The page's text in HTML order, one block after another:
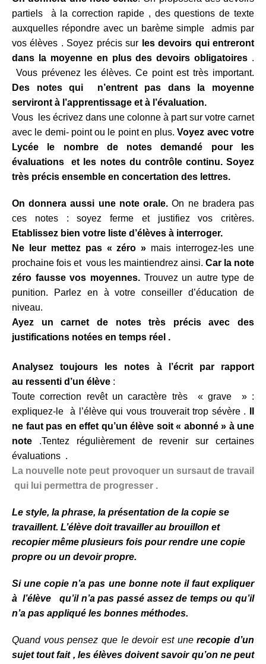
partiels à la correction rapide , des questions de texte
auxquelles répondre avec un barème simple admis par
vos élèves . Soyez précis sur les devoirs qui entreront
dans la moyenne en plus des devoirs obligatoires .
Vous prévenez les élèves. Ce point est très important.
Des notes qui n’entrent pas dans la moyenne
serviront à l’apprentissage et à l’évaluation.
Vous les écrivez dans une colonne à part sur votre carnet
avec le demi- point ou le point en plus.Voyez avec votre
Lycée le nombre de notes demandé pour les
évaluations et les notes du contrôle continu. Soyez
très précis ensemble en concertation des lettres.
On donnera aussi une note orale. On ne bradera pas
ces notes : soyez ferme et justifiez vos critères.
Etablissez bien votre liste d’élèves à interroger.
Ne leur mettez pas « zéro » mais interrogez-les une
prochaine fois et vous les maintiendrez ainsi. Car la note
zéro fausse vos moyennes. Trouvez un autre type de
punition. Parlez en à votre conseiller d’éducation de
niveau.
Ayez un carnet de notes très
précis avec des
justifications notées en temps réel .
Analysez toujours les notes à l’écrit par rapport
au ressenti d’un élève :
Toute correction revêt un caractère très « grave » :
expliquez-le à l’élève qui vous trouverait trop sévère .
ne faut pas en effet qu’un élève soit « abonné » à une
note .Tentez régulièrement de revenir sur certaines
évaluations .
La nouvelle note peut provoquer un sursaut de travail
qui lui permettra de progresser .
Le style, la phrase, la présentation de la copie se
travaillent. L’élève doit travailler au brouillon et
recopier même plusieurs fois pour rendre une copie
propre ou un devoir propre.
Si une copie n’a pas une bonne note il faut expliquer
à l’élève qu’il n’a pas passé assez de temps ou qu’il
n’a pas appliqué les bonnes méthodes.
Quand vous pensez que le devoir est unerecopie d’un
sujet tout fait , les élèves doivent savoir qu’on ne peut